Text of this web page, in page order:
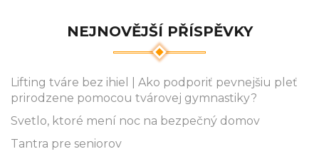
NEJNOVĚJŠÍ PŘÍSPĚVKY
Lifting tváre bez ihiel | Ako podporiť pevnejšiu pleť
prirodzene pomocou tvárovej gymnastiky?
Svetlo, ktoré mení noc na bezpečný domov
Tantra pre seniorov